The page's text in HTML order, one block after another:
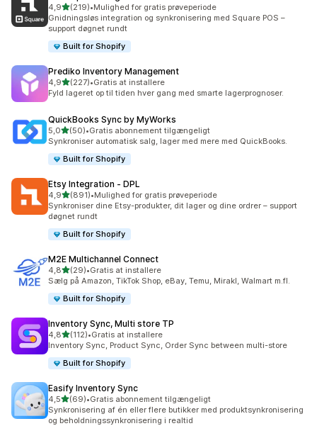
4,9ud af 5 stjerner
(219)
219 anmeldelser i alt
•Mulighed for gratis prøveperiode
Gnidningsløs integration og synkronisering med Square POS –
support døgnet rundt
Built for Shopify
Prediko Inventory Management
4,9ud af 5 stjerner
(227)
227 anmeldelser i alt
•Gratis at installere
Fyld lageret op til tiden hver gang med smarte lagerprognoser.
QuickBooks Sync by MyWorks
5,0ud af 5 stjerner
(50)
50 anmeldelser i alt
•Gratis abonnement tilgængeligt
Synkroniser automatisk salg, lager med mere med QuickBooks.
Built for Shopify
Etsy Integration ‑ DPL
4,9ud af 5 stjerner
(891)
891 anmeldelser i alt
•Mulighed for gratis prøveperiode
Synkroniser dine Etsy-produkter, dit lager og dine ordrer – support
døgnet rundt
Built for Shopify
M2E Multichannel Connect
4,8ud af 5 stjerner
(29)
29 anmeldelser i alt
•Gratis at installere
Sælg på Amazon, TikTok Shop, eBay, Temu, Mirakl, Walmart m.fl.
Built for Shopify
Inventory Sync, Multi store TP
4,8ud af 5 stjerner
(112)
112 anmeldelser i alt
•Gratis at installere
Inventory Sync, Product Sync, Order Sync between multi-store
Built for Shopify
Easify Inventory Sync
4,5ud af 5 stjerner
(69)
69 anmeldelser i alt
•Gratis abonnement tilgængeligt
Synkronisering af én eller flere butikker med produktsynkronisering
og beholdningssynkronisering i realtid